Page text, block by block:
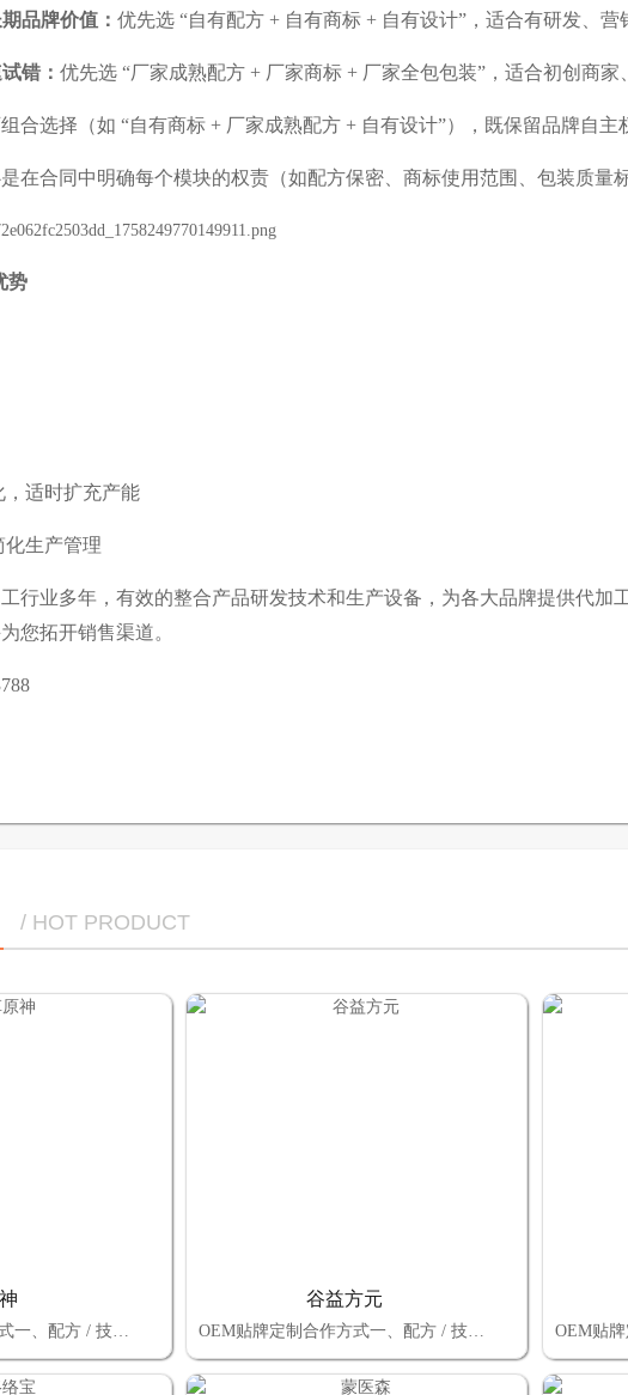
品牌价值： 优先选 “自有配方 + 自有商标 + 自有设计”，适合有研发、营
错： 优先选 “厂家成熟配方 + 厂家商标 + 厂家全包包装”，适合初创商家
合选择（如 “自有商标 + 厂家成熟配方 + 自有设计”），既保留品牌自主
在合同中明确每个模块的权责（如配方保密、商标使用范围、包装质量
势
适时扩充产能
生产管理
行业多年，有效的整合产品研发技术和生产设备，为各大品牌提供代
您拓开销售渠道。
/ HOT PRODUCT
OEM贴牌定制合作方式一、配方 / 技术选择：自有配方定制 vs 厂家成熟配方二、品牌归属选择：自有商标 vs 厂家商标三、包装设计选择：自有设计（厂家审核） vs 厂家全包总结：OEM 贴牌定制的核心决策逻辑 选择上述三大模块的合作方式时，本质是平衡 “控制权、成本、效率” 三者的关系：若追求高控制权 + 长期品牌价值：优先
谷益方元